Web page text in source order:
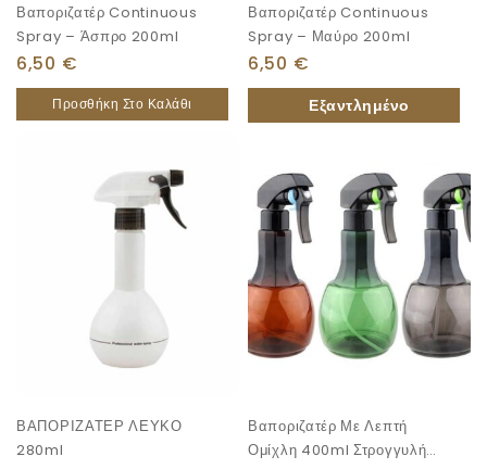
Βαποριζατέρ Continuous
Spray – Άσπρο 200ml
6,50 €
Προσθήκη Στο Καλάθι
Βαποριζατέρ Continuous
Spray – Μαύρο 200ml
6,50 €
ΒΑΠΟΡΙΖΑΤΕΡ ΛΕΥΚΟ
280ml
Βαποριζατέρ Με Λεπτή
Ομίχλη 400ml Στρογγυλή